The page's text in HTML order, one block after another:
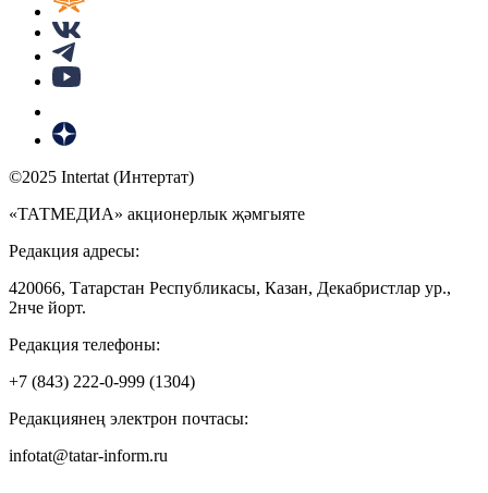
©2025 Intertat (Интертат)
«ТАТМЕДИА» акционерлык җәмгыяте
Редакция адресы:
420066, Татарстан Республикасы, Казан, Декабристлар ур.,
2нче йорт.
Редакция телефоны:
+7 (843) 222-0-999 (1304)
Редакциянең электрон почтасы:
infotat@tatar-inform.ru